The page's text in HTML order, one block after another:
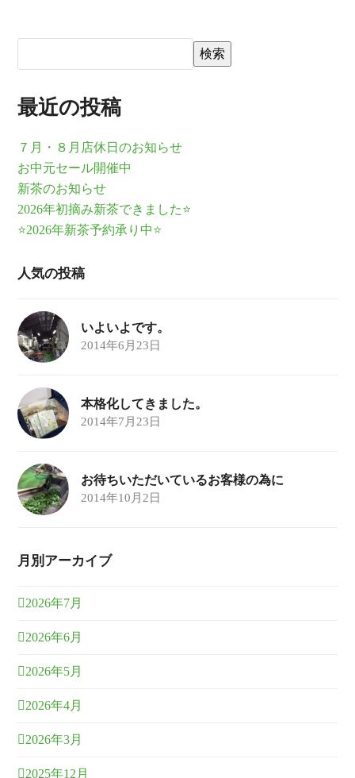
検索
最近の投稿
７月・８月店休日のお知らせ
お中元セール開催中
新茶のお知らせ
2026年初摘み新茶できました⭐
⭐2026年新茶予約承り中⭐
人気の投稿
いよいよです。
2014年6月23日
本格化してきました。
2014年7月23日
お待ちいただいているお客様の為に
2014年10月2日
月別アーカイブ
2026年7月
2026年6月
2026年5月
2026年4月
2026年3月
2025年12月